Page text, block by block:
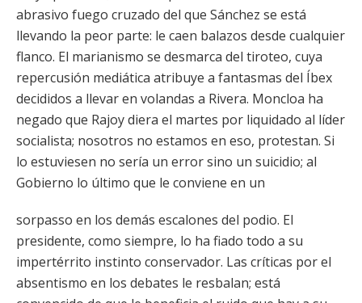
abrasivo fuego cruzado del que Sánchez se está
llevando la peor parte: le caen balazos desde cualquier
flanco. El marianismo se desmarca del tiroteo, cuya
repercusión mediática atribuye a fantasmas del Íbex
decididos a llevar en volandas a Rivera. Moncloa ha
negado que Rajoy diera el martes por liquidado al líder
socialista; nosotros no estamos en eso, protestan. Si
lo estuviesen no sería un error sino un suicidio; al
Gobierno lo último que le conviene en un
sorpasso en los demás escalones del podio. El
presidente, como siempre, lo ha fiado todo a su
impertérrito instinto conservador. Las críticas por el
absentismo en los debates le resbalan; está